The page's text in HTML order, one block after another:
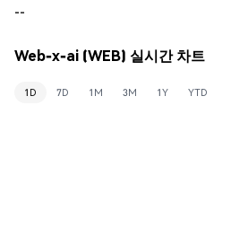
--
Web-x-ai (WEB) 실시간 차트
1D 7D 1M 3M 1Y YTD